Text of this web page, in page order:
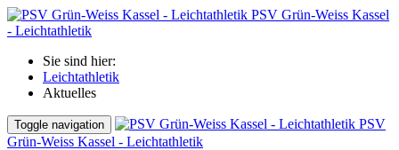
PSV Grün-Weiss Kassel
- Leichtathletik
Sie sind hier:
Leichtathletik
Aktuelles
Toggle navigation
PSV
Grün-Weiss Kassel - Leichtathletik